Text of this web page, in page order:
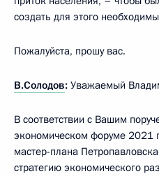
создать для этого
Пожалуйста, прошу вас.
В.Солодов: Уважаемый
В соответствии с Вашим
экономическом форуме 2021
мастер-плана
стратегию экономического